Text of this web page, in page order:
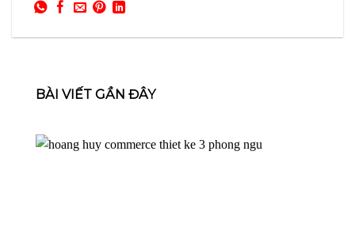
BÀI VIẾT GẦN ĐÂY